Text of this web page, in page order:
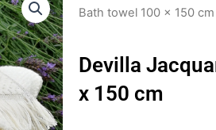
Bath towel 100 x 150 cm
Devilla
x 150 cm